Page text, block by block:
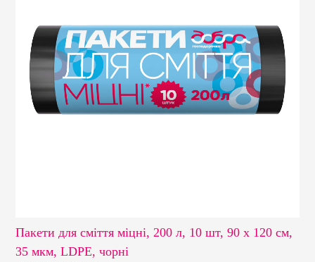
Пакети для сміття міцні, 200 л, 10 шт, 90 х 120 см,
35 мкм, LDPE, чорні